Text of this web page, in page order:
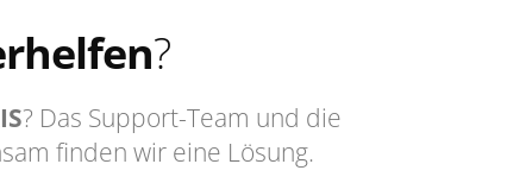
?
? Das Support-Team und die
finden wir eine Lösung.